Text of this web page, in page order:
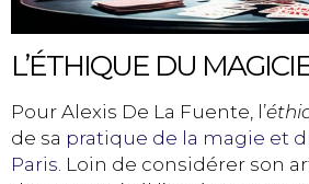
L’ÉTHIQUE DU
Pour Alexis De La Fuente, l’
de sa pratique de la magie et
Paris . Loin de considérer son